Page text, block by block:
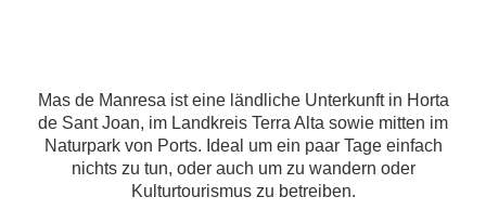
Mas de Manresa ist eine ländliche Unterkunft in Horta
de Sant Joan, im Landkreis Terra Alta sowie mitten im
Naturpark von Ports. Ideal um ein paar Tage einfach
nichts zu tun, oder auch um zu wandern oder
Kulturtourismus zu betreiben.